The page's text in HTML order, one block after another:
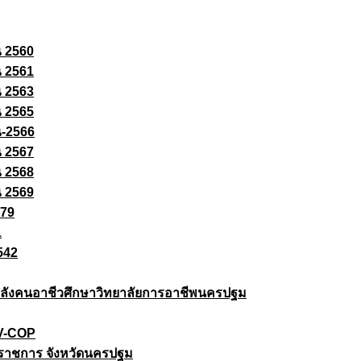
2560
2561
2563
2565
2566
2567
2568
2569
งคนอาชีวศึกษาวิทยาลัยการอาชีพนครปฐม
COP
าชการ จังหวัดนครปฐม